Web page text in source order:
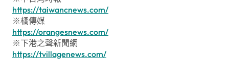
https://taiwancnews.com/
※橘傳媒
https://orangesnews.com/
※下港之聲新聞網
https://tvillagenews.com/